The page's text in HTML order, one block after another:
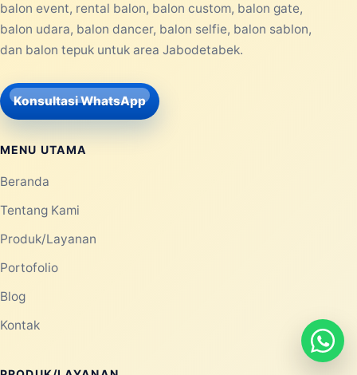
balon event, rental balon, balon custom, balon gate,
balon udara, balon dancer, balon selfie, balon sablon,
dan balon tepuk untuk area Jabodetabek.
Konsultasi WhatsApp
MENU UTAMA
Beranda
Tentang Kami
Produk/Layanan
Portofolio
Blog
Kontak